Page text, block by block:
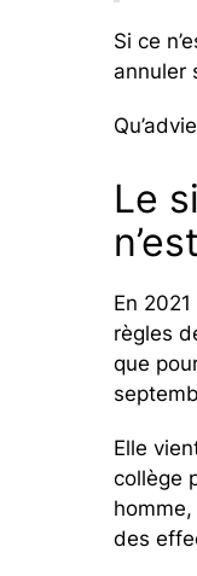
Si ce
annuler
Le
En
règles
que
Elle
collège
des